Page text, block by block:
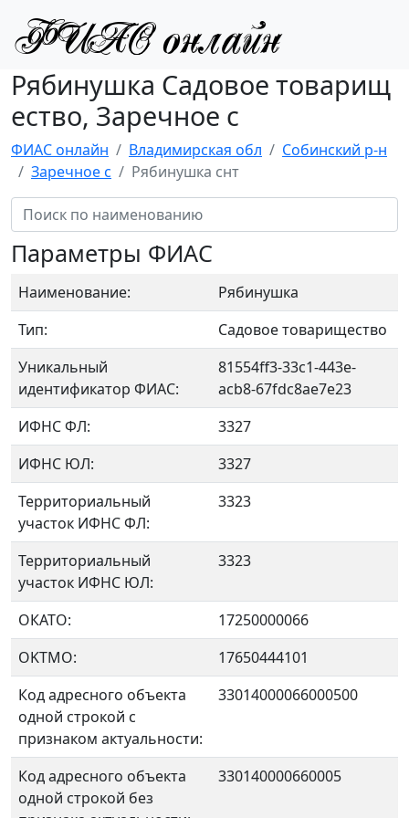
Рябинушка Садовое товарищ
ество, Заречное с
ФИАС онлайн Владимирская обл
Собинский р-н
Заречное с
Рябинушка снт
Параметры ФИАС
Наименование:
Рябинушка
Тип:
Садовое товарищество
Уникальный
идентификатор ФИАС:
81554ff3-33c1-443e-
acb8-67fdc8ae7e23
ИФНС ФЛ:
3327
ИФНС ЮЛ:
3327
Территориальный
участок ИФНС ФЛ:
3323
Территориальный
участок ИФНС ЮЛ:
3323
ОКАТО:
17250000066
OKTMO:
17650444101
Код адресного объекта
одной строкой с
признаком актуальности:
33014000066000500
Код адресного объекта
одной строкой без
330140000660005